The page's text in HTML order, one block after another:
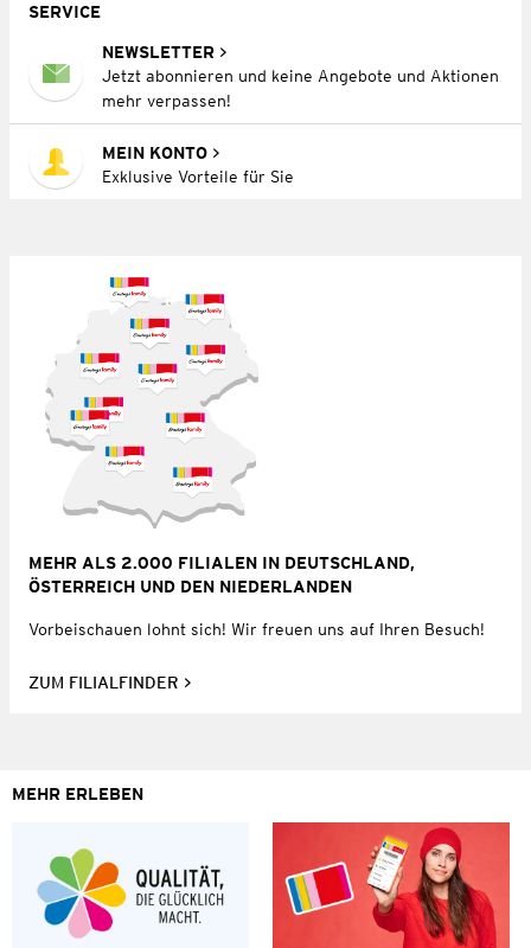
SERVICE
NEWSLETTER
Jetzt abonnieren und keine Angebote und Aktionen
mehr verpassen!
MEIN KONTO
Exklusive Vorteile für Sie
MEHR ALS 2.000 FILIALEN IN DEUTSCHLAND,
ÖSTERREICH UND DEN NIEDERLANDEN
Vorbeischauen lohnt sich! Wir freuen uns auf Ihren Besuch!
ZUM FILIALFINDER
MEHR ERLEBEN